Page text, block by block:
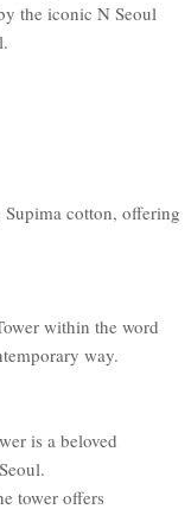
the iconic N Seoul
cotton, offering
within the word
way.
is a beloved
tower offers